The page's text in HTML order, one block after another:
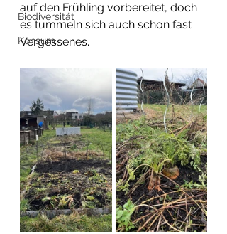
Biodiversität
Konsum
auf den Frühling vorbereitet, doch
es tummeln sich auch schon fast
Vergessenes.